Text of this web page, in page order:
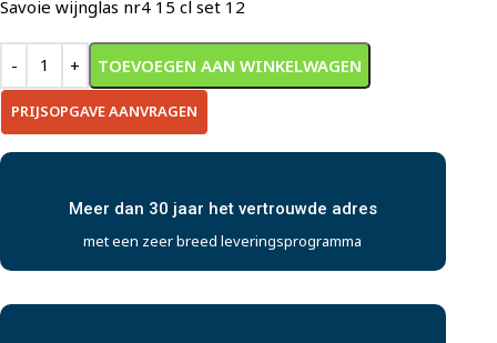
Savoie wijnglas nr4 15 cl set 12
TOEVOEGEN AAN WINKELWAGEN
PRIJSOPGAVE AANVRAGEN
Meer dan 30 jaar het vertrouwde adres
met een zeer breed leveringsprogramma